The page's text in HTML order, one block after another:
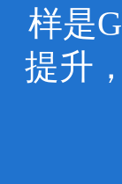
样是
提升